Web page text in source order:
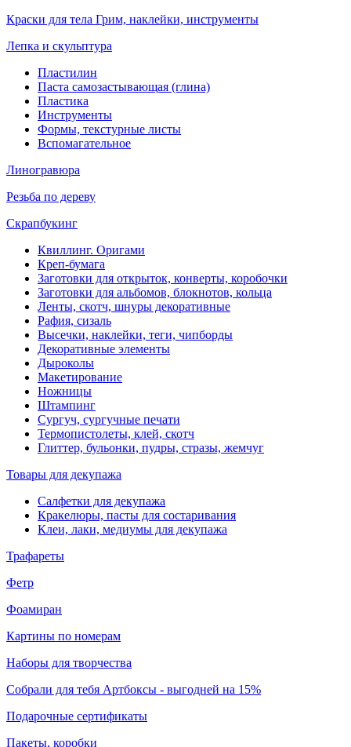
Краски для тела Грим, наклейки, инструменты
Лепка и скульптура
Пластилин
Паста самозастывающая (глина)
Пластика
Инструменты
Формы, текстурные листы
Вспомагательное
Линогравюра
Резьба по дереву
Скрапбукинг
Квиллинг. Оригами
Креп-бумага
Заготовки для открыток, конверты, коробочки
Заготовки для альбомов, блокнотов, кольца
Ленты, скотч, шнуры декоративные
Рафия, сизаль
Высечки, наклейки, теги, чипборды
Декоративные элементы
Дыроколы
Макетирование
Ножницы
Штампинг
Сургуч, сургучные печати
Термопистолеты, клей, скотч
Глиттер, бульонки, пудры, стразы, жемчуг
Товары для декупажа
Салфетки для декупажа
Кракелюры, пасты для состаривания
Клеи, лаки, медиумы для декупажа
Трафареты
Фетр
Фоамиран
Картины по номерам
Наборы для творчества
Собрали для тебя Артбоксы - выгодней на 15%
Подарочные сертификаты
Пакеты, коробки